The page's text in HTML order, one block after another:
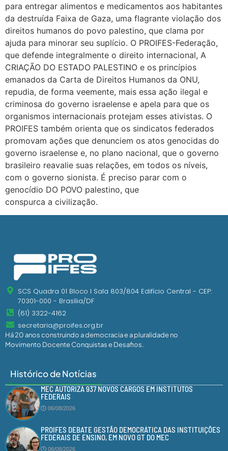
para entregar alimentos e medicamentos aos habitantes
da destruída Faixa de Gaza, uma flagrante violação dos
direitos humanos do povo palestino, que clama por
ajuda para minorar seu suplício. O PROIFES-Federação,
que defende integralmente o direito internacional, A
CRIAÇÃO DO ESTADO PALESTINO e os princípios
emanados da Carta de Direitos Humanos da ONU,
repudia, de forma veemente, mais essa ação ilegal e
criminosa do governo israelense e apela para que os
organismos internacionais protejam esses ativistas. O
PROIFES também orienta que os sindicatos federados
promovam ações que denunciem os atos genocidas do
governo israelense e, no plano nacional, que o governo
brasileiro reavalie suas relações, em todos os níveis,
com o governo sionista. É preciso parar com o
genocídio DO POVO palestino, que
conspurca a civilização.
SCS Quadra 01 Bloco I Sala 803/804 Edifício Central - CEP:
70301-000 - Brasília/DF
(61) 3322-4162
secretaria@proifes.org.br
Há 20 anos construindo a democracia e a pluralidade no
Movimento Docente Conquistas e Desafios.
Histórico de Notícias
MEC AUTORIZA 937 NOVOS CARGOS EM INSTITUTOS
FEDERAIS
06/08/2026
PROIFES DEBATE GESTÃO DEMOCRÁTICA DAS INSTITUIÇÕES
FEDERAIS DE ENSINO, EM NOVO GT DO MEC
06/08/2026